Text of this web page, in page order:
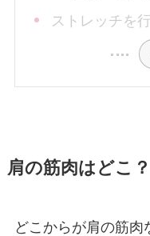
ストレッチを
肩の筋肉はどこ
どこからが肩の筋肉